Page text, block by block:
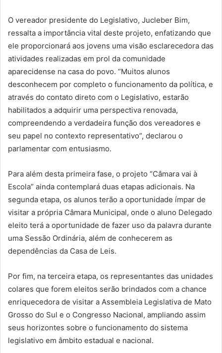
O vereador presidente do Legislativo, Jucleber Bim,
ressalta a importância vital deste projeto, enfatizando que
ele proporcionará aos jovens uma visão esclarecedora das
atividades realizadas em prol da comunidade
aparecidense na casa do povo. “Muitos alunos
desconhecem por completo o funcionamento da política, e
através do contato direto com o Legislativo, estarão
habilitados a adquirir uma perspectiva renovada,
compreendendo a verdadeira função dos vereadores e
seu papel no contexto representativo”, declarou o
parlamentar com entusiasmo.
Para além desta primeira fase, o projeto “Câmara vai à
Escola” ainda contemplará duas etapas adicionais. Na
segunda etapa, os alunos terão a oportunidade ímpar de
visitar a própria Câmara Municipal, onde o aluno Delegado
eleito terá a oportunidade de fazer uso da palavra durante
uma Sessão Ordinária, além de conhecerem as
dependências da Casa de Leis.
Por fim, na terceira etapa, os representantes das unidades
colares que forem eleitos serão brindados com a chance
enriquecedora de visitar a Assembleia Legislativa de Mato
Grosso do Sul e o Congresso Nacional, ampliando assim
seus horizontes sobre o funcionamento do sistema
legislativo em âmbito estadual e nacional.